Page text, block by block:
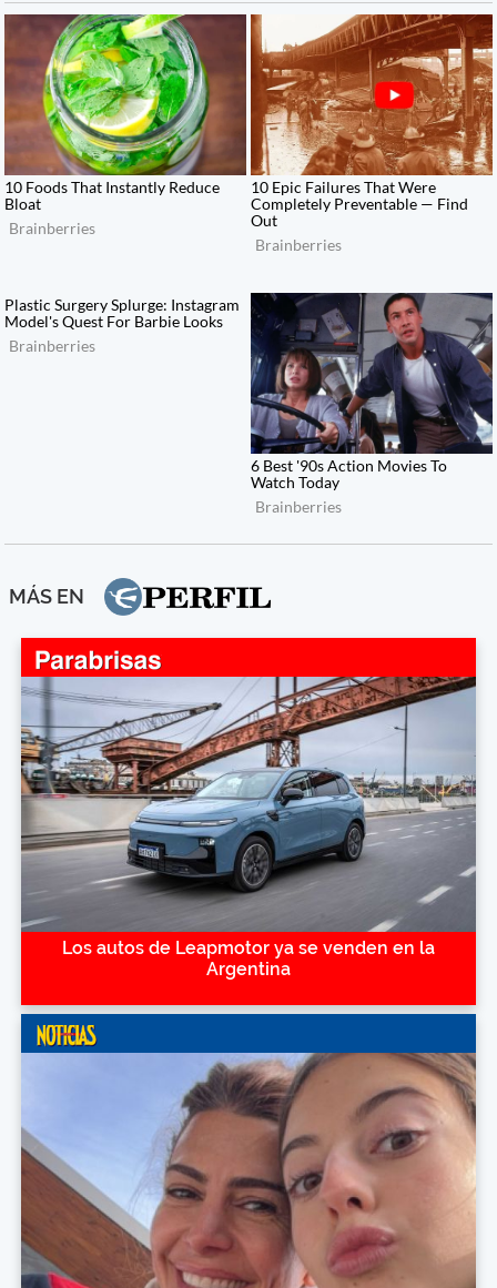
MÁS EN
Los autos de Leapmotor ya se venden en la
Argentina